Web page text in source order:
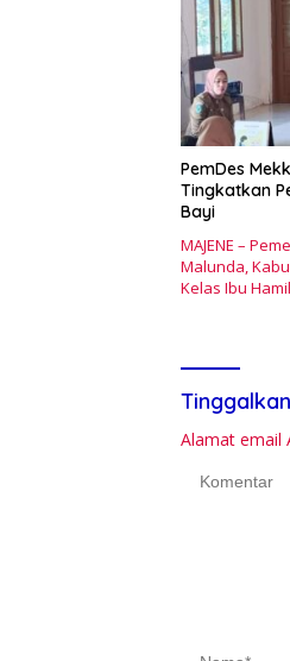
PemDes
Tingkatkan
Bayi
MAJENE –
Malunda,
Kelas Ibu
Alamat email